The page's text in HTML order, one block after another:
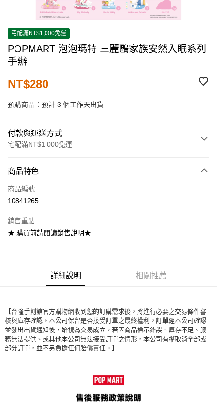
宅配滿NT$1,000免運
POPMART 泡泡瑪特 三麗鷗家族安然入眠系列
手辦
NT$280
預購商品：預計 3 個工作天出貨
付款與運送方式
宅配滿NT$1,000免運
信用卡一次付款
LINE Pay
悠遊付
１．簡單：不需註冊會員、不需綁卡、不需儲值。
２．便利：只要手機號碼，簡訊認證，即可結帳。
３．安心：先確認商品／服務後，再付款。
【「AFTEE先享後付」結帳流程】
２．訂單成立數日內，您將收到繳費通知簡訊。
３．收到繳費通知簡訊後14天內，點擊此簡訊中的連結，可透過四大超商／
ATM／網路銀行／等多元方式進行付款，方視為交易完成。
※ 請注意：結帳手續完成當下不需立刻繳費，但若您需要取消訂單，請聯絡
運送方式
宅配
每筆NT$80，滿NT$1,000(含以上)免運費
商品特色
商品編號
10841265
銷售重點
★ 購買前請閱讀銷售說明★
詳細說明 相關推薦
【台隆手創館官方購物網收到您的訂購需求後，將進行必要之交易條件審
核與庫存確認。本公司保留是否接受訂單之最終權利，訂單經本公司確認
並發出出貨通知後，始視為交易成立。若因商品標示錯誤、庫存不足、服
務無法提供、或其他本公司無法接受訂單之情形，本公司有權取消全部或
部分訂單，並不另負擔任何賠償責任。】